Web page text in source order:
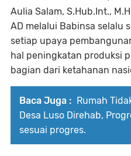
Aulia Salam, S.Hub.Int.,
AD melalui Babinsa selalu
setiap upaya
hal peningkatan produksi
bagian dari ketahanan
Baca Juga : Rumah
Desa Luso Direhab,
sesuai progres.